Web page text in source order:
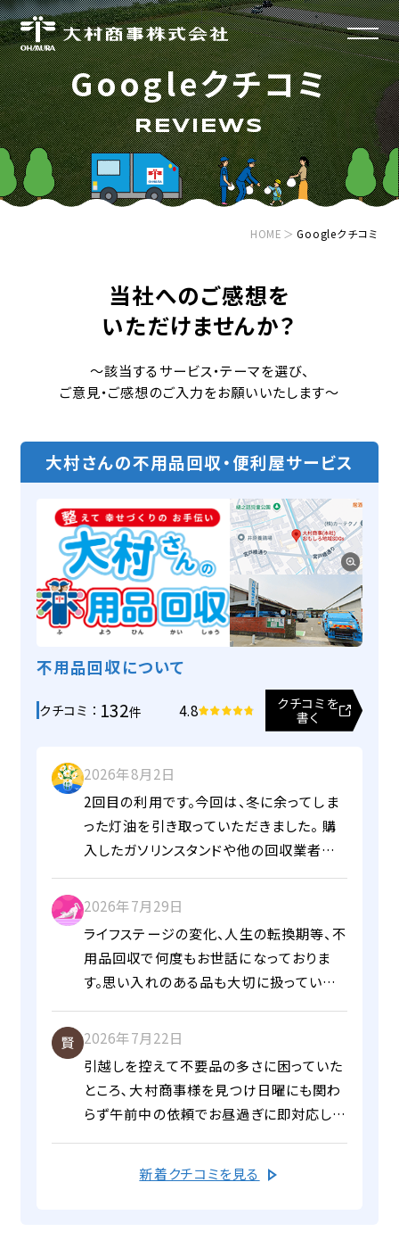
HOME ホーム
RECRUIT 採用情報
不用品回収/遺品整理/生前整理
事業ごみ/産業廃棄物
剪定枝・刈草の受入（木質系バイオマス）
堆肥販売・食品リサイクル
薪販売
COMPANY 会社案内
経営理念・行動指針
代表ご挨拶
アクセス
SDGｓレポート
チラシ
会社見学・出前講座
表彰
SDGS おもしろ地域SDGS
おもしろ地域SDGｓトップ
有機物が循環する地域
断捨離文化が進む地域
交通安全が進む地域
NEWS/BLOG ニュース/ブログ
SNS/MOVIE SNS・動画
動画一覧
instagram
Facebook
X
CONTACT お問い合わせ
プライバシーポリシー /
カスタマーハラスメント対応基本方針
特商法
許可証
社員専用ページ
社員専用ログイン
お電話でのお問い合わせ
048-472-0328
個人の方はこちら
0120-538-113
営業時間 月〜金・祝
8:30～17:00
Googleクチコミ
REVIEWS
HOME Googleクチコミ
当社へのご感想を
いただけませんか？​
〜該当するサービス・テーマを選び、
ご意見・ご感想のご入力をお願いいたします〜​
大村さんの不用品回収・便利屋サービス
不用品回収について
クチコミ ： 132件 4.8
クチコミを
書く
2026年8月2日
2回目の利用です。今回は、冬に余ってしま
った灯油を引き取っていただきました。 購
入したガソリンスタンドや他の回収業者に
複数電話して引き取り先を探しましたが、
大村商事さんが安価でニーズに合っていた
のでお願いしました。他の業者さんは、灯油
のポリタンクごとの引き取りになってしまう
ところ、大村さんは、中身の灯油のみ吸い取
って回収していただけました。 引き取りに
いらっしゃった方も、親切で大変丁寧。終始
気持ちのよい対応をしていただきました。
また何かあった時はお願いいたします。 あ
りがとうございました。 (Translated by
Google) This is my second time
using your service. This time, you
over from the winter. I called
2026年7月29日
ライフステージの変化、人生の転換期等、不
用品回収で何度もお世話になっておりま
す。思い入れのある品も大切に扱っていた
うにしています。いつも夫が依頼し対応は
夫婦のいずれかですが、この度は亡き祖父
に貰った思い入れのあるベッドマットレス他
数点を引き取っていただく運びとなり、自分
で立ち会いましたが、快くご対応していただ
けました。ありがとうございました。物は長
く大切に使うことを心掛けていますが、どう
2026年7月22日
引越しを控えて不要品の多さに困っていた
ところ､大村商事様を見つけ日曜にも関わ
らず午前中の依頼でお昼過ぎに即対応して
あれば依頼させていただきたいと思いま
新着クチコミを見る